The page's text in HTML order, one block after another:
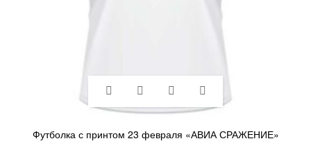
Футболка с принтом 23 февраля «АВИА СРАЖЕНИЕ»